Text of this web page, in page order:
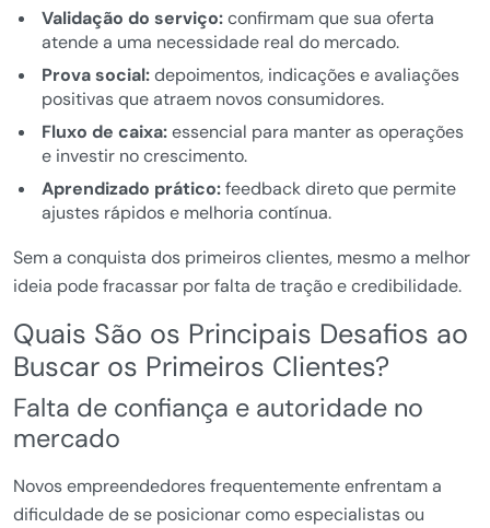
Validação do serviço:confirmam que sua oferta
atende a uma necessidade real do mercado.
Prova social:depoimentos, indicações e avaliações
positivas que atraem novos consumidores.
Fluxo de caixa:essencial para manter as operações
e investir no crescimento.
Aprendizado prático:feedback direto que permite
ajustes rápidos e melhoria contínua.
Sem a conquista dos primeiros clientes, mesmo a melhor
ideia pode fracassar por falta de tração e credibilidade.
Quais São os Principais Desafios ao
Buscar os Primeiros Clientes?
Falta de confiança e autoridade no
mercado
Novos empreendedores frequentemente enfrentam a
dificuldade de se posicionar como especialistas ou